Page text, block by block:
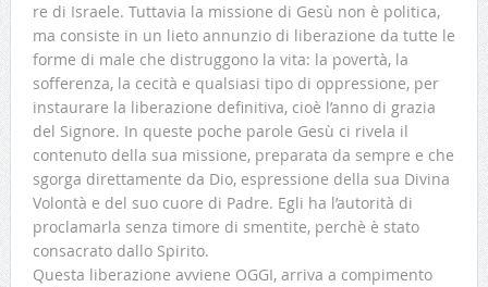
re di Israele. Tuttavia la missione di Gesù non è politica,
ma consiste in un lieto annunzio di liberazione da tutte le
forme di male che distruggono la vita: la povertà, la
sofferenza, la cecità e qualsiasi tipo di oppressione, per
instaurare la liberazione definitiva, cioè l’anno di grazia
del Signore. In queste poche parole Gesù ci rivela il
contenuto della sua missione, preparata da sempre e che
sgorga direttamente da Dio, espressione della sua Divina
Volontà e del suo cuore di Padre. Egli ha l’autorità di
proclamarla senza timore di smentite, perchè è stato
consacrato dallo Spirito.
Questa liberazione avviene OGGI, arriva a compimento